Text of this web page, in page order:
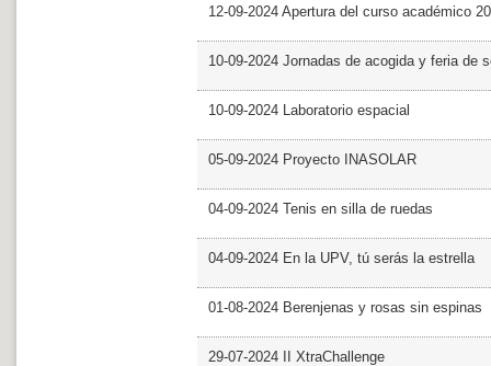
12-09-2024 Apertura del curso académico
10-09-2024 Jornadas de acogida y feria de
10-09-2024 Laboratorio espacial
05-09-2024 Proyecto INASOLAR
04-09-2024 Tenis en silla de ruedas
04-09-2024 En la UPV, tú serás la estrella
01-08-2024 Berenjenas y rosas sin espinas
29-07-2024 II XtraChallenge